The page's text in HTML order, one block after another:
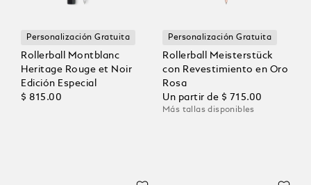
Personalización Gratuita
Rollerball Montblanc
Heritage Rouge et Noir
Edición Especial
$ 815.00
Personalización Gratuita
Rollerball Meisterstück
con Revestimiento en Oro
Rosa
Un partir de $ 715.00
Más tallas disponibles